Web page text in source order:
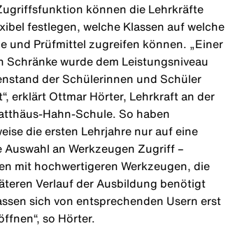
können die Lehrkräfte
festlegen, welche Klassen auf welche
und Prüfmittel zugreifen können. „Einer
Schränke wurde dem Leistungsniveau
der Schülerinnen und Schüler
erklärt Ottmar Hörter, Lehrkraft an der
Hahn-Schule. So haben
die ersten Lehrjahre nur auf eine
Auswahl an Werkzeugen Zugriff –
mit hochwertigeren Werkzeugen, die
Verlauf der Ausbildung benötigt
sich von entsprechenden Usern erst
so Hörter.